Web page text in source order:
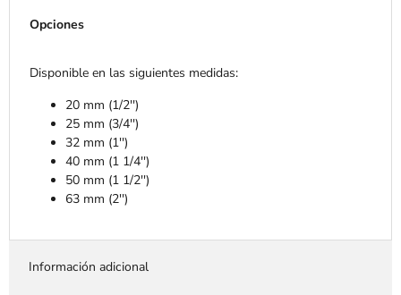
Opciones
Disponible en las siguientes medidas:
20 mm (1/2'')
25 mm (3/4'')
32 mm (1'')
40 mm (1 1/4'')
50 mm (1 1/2'')
63 mm (2'')
Información adicional